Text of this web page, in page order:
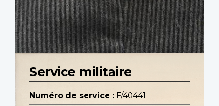
Service militaire
Numéro de service : F/40441